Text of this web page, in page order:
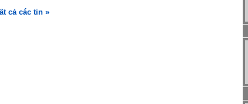
cả các tin »